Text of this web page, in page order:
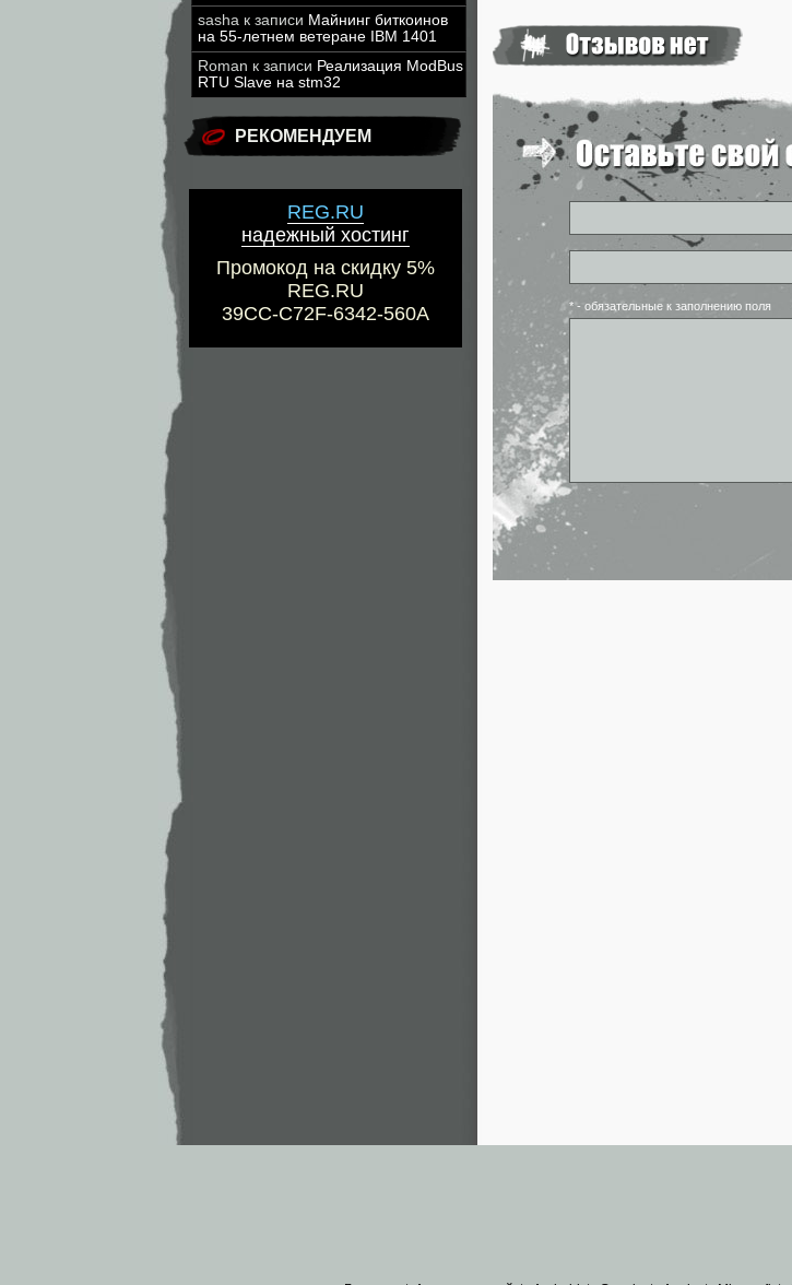
sasha к записи Майнинг биткоинов
на 55-летнем ветеране IBM 1401
Roman к записи Реализация ModBus
RTU Slave на stm32
РЕКОМЕНДУЕМ
REG.RU
надежный хостинг
Промокод на скидку 5%
REG.RU
39CC-C72F-6342-560A
* - обязательные к заполнению поля